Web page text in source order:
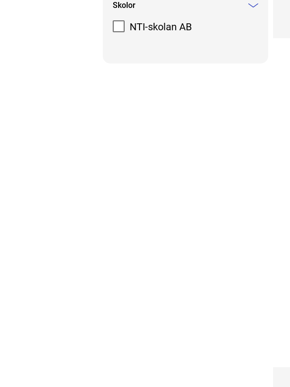
Skolor
NTI-skolan AB